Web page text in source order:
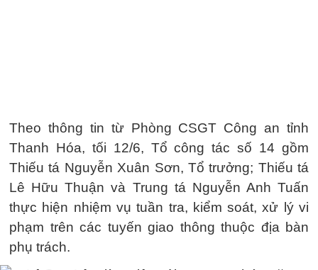
Theo thông tin từ Phòng CSGT Công an tỉnh
Thanh Hóa, tối 12/6, Tổ công tác số 14 gồm
Thiếu tá Nguyễn Xuân Sơn, Tổ trưởng; Thiếu tá
Lê Hữu Thuận và Trung tá Nguyễn Anh Tuấn
thực hiện nhiệm vụ tuần tra, kiểm soát, xử lý vi
phạm trên các tuyến giao thông thuộc địa bàn
phụ trách.